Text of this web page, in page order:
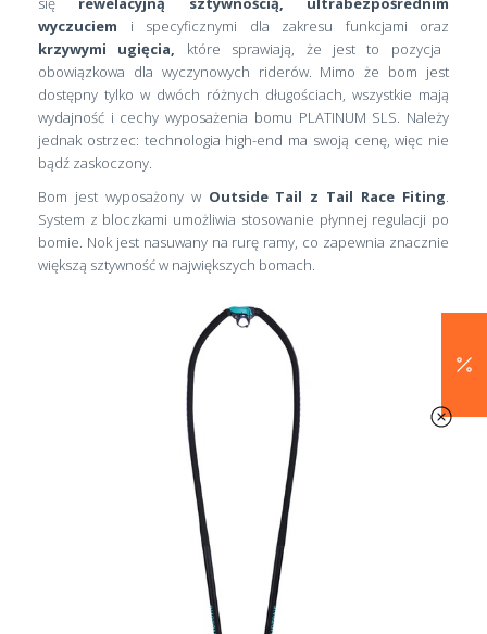
wyczuciem i specyficznymi dla zakresu funkcjami oraz
krzywymi ugięcia, które sprawiają, że jest to pozycja
obowiązkowa dla wyczynowych riderów. Mimo że bom jest
dostępny tylko w dwóch różnych długościach, wszystkie mają
wydajność i cechy wyposażenia bomu PLATINUM SLS. Należy
jednak ostrzec: technologia high-end ma swoją cenę, więc nie
bądź zaskoczony.
Bom jest wyposażony w Outside Tail z Tail Race Fiting.
System z bloczkami umożliwia stosowanie płynnej regulacji po
bomie. Nok jest nasuwany na rurę ramy, co zapewnia znacznie
większą sztywność w największych bomach.